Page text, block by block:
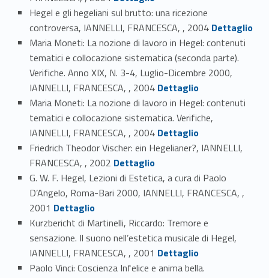
Hegel e gli hegeliani sul brutto: una ricezione
controversa, IANNELLI, FRANCESCA, , 2004 Link identifier #identifier_person_9921-49
Dettaglio
Maria Moneti: La nozione di lavoro in Hegel: contenuti
tematici e collocazione sistematica (seconda parte).
Verifiche. Anno XIX, N. 3-4, Luglio-Dicembre 2000,
IANNELLI, FRANCESCA, , 2004 Link identifier #identifier_person_161069-50
Dettaglio
Maria Moneti: La nozione di lavoro in Hegel: contenuti
tematici e collocazione sistematica. Verifiche,
IANNELLI, FRANCESCA, , 2004 Link identifier #identifier_person_125093-51
Dettaglio
Friedrich Theodor Vischer: ein Hegelianer?, IANNELLI,
FRANCESCA, , 2002 Link identifier #identifier_person_182567-52
Dettaglio
G. W. F. Hegel, Lezioni di Estetica, a cura di Paolo
D’Angelo, Roma-Bari 2000, IANNELLI, FRANCESCA, ,
2001Link identifier #identifier_person_69683-53Dettaglio
Kurzbericht di Martinelli, Riccardo: Tremore e
sensazione. Il suono nell’estetica musicale di Hegel,
IANNELLI, FRANCESCA, , 2001 Link identifier #identifier_person_106366-54
Dettaglio
Paolo Vinci: Coscienza Infelice e anima bella.